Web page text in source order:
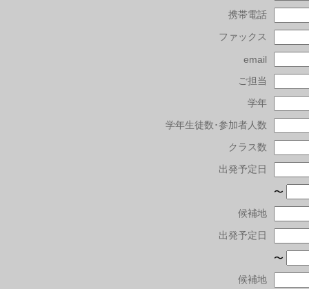
携帯電話
ファックス
email
ご担当
学年
学年生徒数･参加者人数
クラス数
出発予定日
〜
候補地
出発予定日
〜
候補地